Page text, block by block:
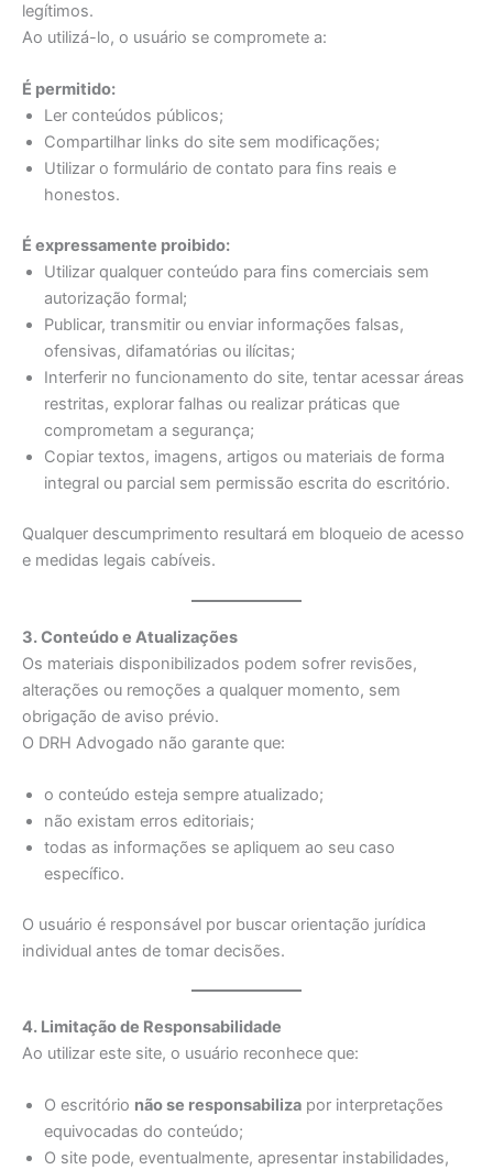
legítimos.
Ao utilizá-lo, o usuário se compromete a:
É permitido:
Ler conteúdos públicos;
Compartilhar links do site sem modificações;
Utilizar o formulário de contato para fins reais e
honestos.
É expressamente proibido:
Utilizar qualquer conteúdo para fins comerciais sem
autorização formal;
Publicar, transmitir ou enviar informações falsas,
ofensivas, difamatórias ou ilícitas;
Interferir no funcionamento do site, tentar acessar áreas
restritas, explorar falhas ou realizar práticas que
comprometam a segurança;
Copiar textos, imagens, artigos ou materiais de forma
integral ou parcial sem permissão escrita do escritório.
Qualquer descumprimento resultará em bloqueio de acesso
e medidas legais cabíveis.
3. Conteúdo e Atualizações
Os materiais disponibilizados podem sofrer revisões,
alterações ou remoções a qualquer momento, sem
obrigação de aviso prévio.
O DRH Advogado não garante que:
o conteúdo esteja sempre atualizado;
não existam erros editoriais;
todas as informações se apliquem ao seu caso
específico.
O usuário é responsável por buscar orientação jurídica
individual antes de tomar decisões.
4. Limitação de Responsabilidade
Ao utilizar este site, o usuário reconhece que:
O escritório não se responsabiliza por interpretações
equivocadas do conteúdo;
O site pode, eventualmente, apresentar instabilidades,